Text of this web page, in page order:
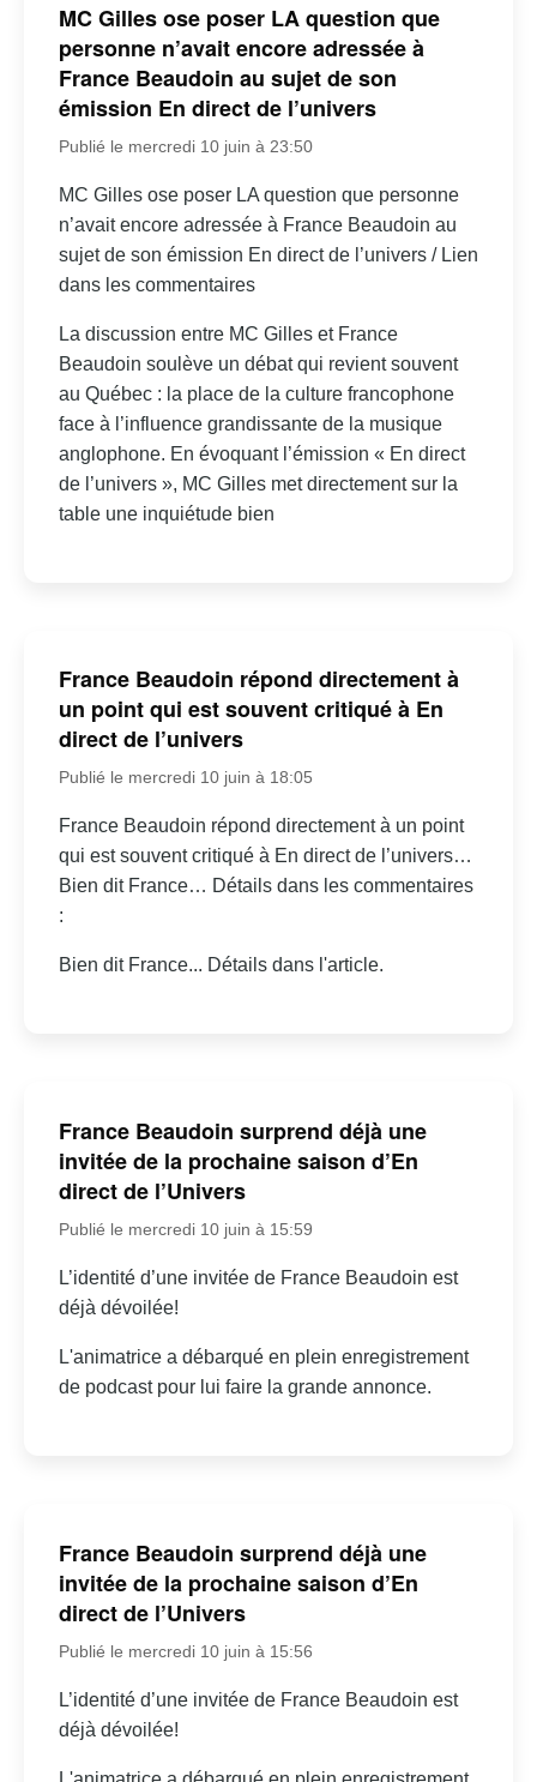
MC Gilles ose poser LA question que
personne n’avait encore adressée à
France Beaudoin au sujet de son
émission En direct de l’univers
Publié le mercredi 10 juin à 23:50
MC Gilles ose poser LA question que personne
n’avait encore adressée à France Beaudoin au
sujet de son émission En direct de l’univers / Lien
dans les commentaires
La discussion entre MC Gilles et France
Beaudoin soulève un débat qui revient souvent
au Québec : la place de la culture francophone
face à l’influence grandissante de la musique
anglophone. En évoquant l’émission « En direct
de l’univers », MC Gilles met directement sur la
table une inquiétude bien
France Beaudoin répond directement à
un point qui est souvent critiqué à En
direct de l’univers
Publié le mercredi 10 juin à 18:05
France Beaudoin répond directement à un point
qui est souvent critiqué à En direct de l’univers…
Bien dit France… Détails dans les commentaires
:
Bien dit France... Détails dans l'article.
France Beaudoin surprend déjà une
invitée de la prochaine saison d’En
direct de l’Univers
Publié le mercredi 10 juin à 15:59
L’identité d’une invitée de France Beaudoin est
déjà dévoilée!
L'animatrice a débarqué en plein enregistrement
de podcast pour lui faire la grande annonce.
France Beaudoin surprend déjà une
invitée de la prochaine saison d’En
direct de l’Univers
Publié le mercredi 10 juin à 15:56
L’identité d’une invitée de France Beaudoin est
déjà dévoilée!